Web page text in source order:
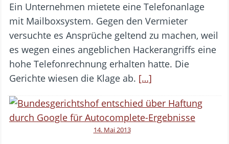
Ein Unternehmen mietete eine Telefonanlage
mit Mailboxsystem. Gegen den Vermieter
versuchte es Ansprüche geltend zu machen, weil
es wegen eines angeblichen Hackerangriffs eine
hohe Telefonrechnung erhalten hatte. Die
Gerichte wiesen die Klage ab. […]
14. Mai 2013